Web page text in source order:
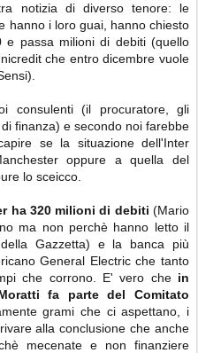
notizia di diverso tenore: le
hanno i loro guai, hanno chiesto
passa milioni di debiti (quello
che entro dicembre vuole
consulenti (il procuratore, gli
finanza) e secondo noi farebbe
se la situazione dell'Inter
oppure a quella del
lo sceicco.
ha 320 milioni di debiti (Mario
ma non perchè hanno letto il
Gazzetta) e la banca più
General Electric che tanto
che corrono. E' vero che in
fa parte del Comitato
grami che ci aspettano, i
alla conclusione che anche
mecenate e non finanziere